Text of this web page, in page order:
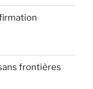
frontières